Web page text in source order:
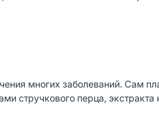
многих заболеваний. Сам
стручкового перца, экстракта